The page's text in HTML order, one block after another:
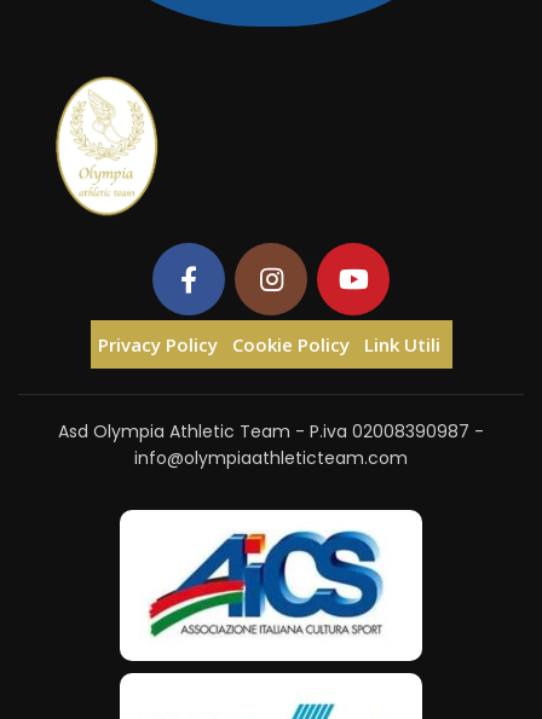
Privacy Policy Cookie Policy Link Utili
Asd Olympia Athletic Team - P.iva 02008390987 -
info@olympiaathleticteam.com